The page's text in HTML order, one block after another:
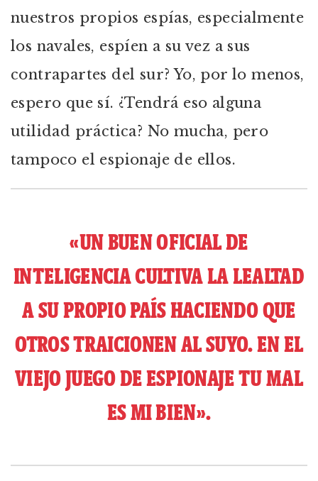
nuestros propios espías, especialmente
los navales, espíen a su vez a sus
contrapartes del sur? Yo, por lo menos,
espero que sí. ¿Tendrá eso alguna
utilidad práctica? No mucha, pero
tampoco el espionaje de ellos.
«UN BUEN OFICIAL DE
INTELIGENCIA CULTIVA LA LEALTAD
A SU PROPIO PAÍS HACIENDO QUE
OTROS TRAICIONEN AL SUYO. EN EL
VIEJO JUEGO DE ESPIONAJE TU MAL
ES MI BIEN».